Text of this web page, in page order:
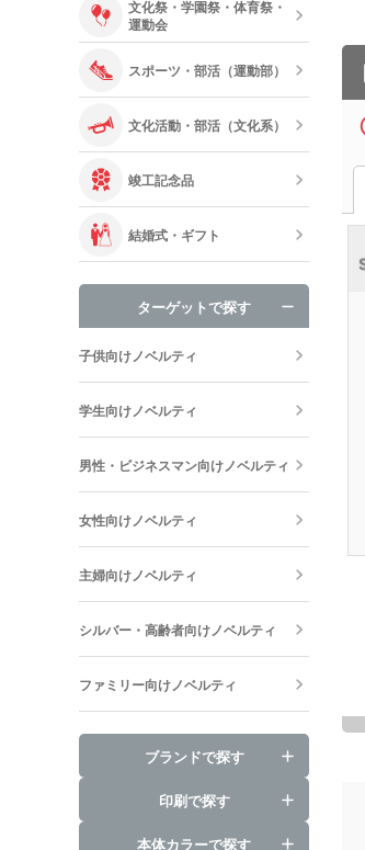
文化祭・学園祭・体育祭・
運動会
スポーツ・部活（運動部）
文化活動・部活（文化系）
竣工記念品
結婚式・ギフト
ターゲットで探す
子供向けノベルティ
学生向けノベルティ
男性・ビジネスマン向けノベルティ
女性向けノベルティ
主婦向けノベルティ
シルバー・高齢者向けノベルティ
ファミリー向けノベルティ
ブランドで探す
印刷で探す
本体カラーで探す